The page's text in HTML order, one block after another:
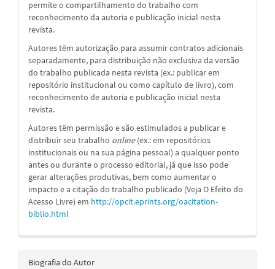
permite o compartilhamento do trabalho com
reconhecimento da autoria e publicação inicial nesta
revista.
Autores têm autorização para assumir contratos adicionais
separadamente, para distribuição não exclusiva da versão
do trabalho publicada nesta revista (ex.: publicar em
repositório institucional ou como capítulo de livro), com
reconhecimento de autoria e publicação inicial nesta
revista.
Autores têm permissão e são estimulados a publicar e
distribuir seu trabalho online(ex.: em repositórios
institucionais ou na sua página pessoal) a qualquer ponto
antes ou durante o processo editorial, já que isso pode
gerar alterações produtivas, bem como aumentar o
impacto e a citação do trabalho publicado (Veja O Efeito do
Acesso Livre) em http://opcit.eprints.org/oacitation-
biblio.html
Biografia do Autor